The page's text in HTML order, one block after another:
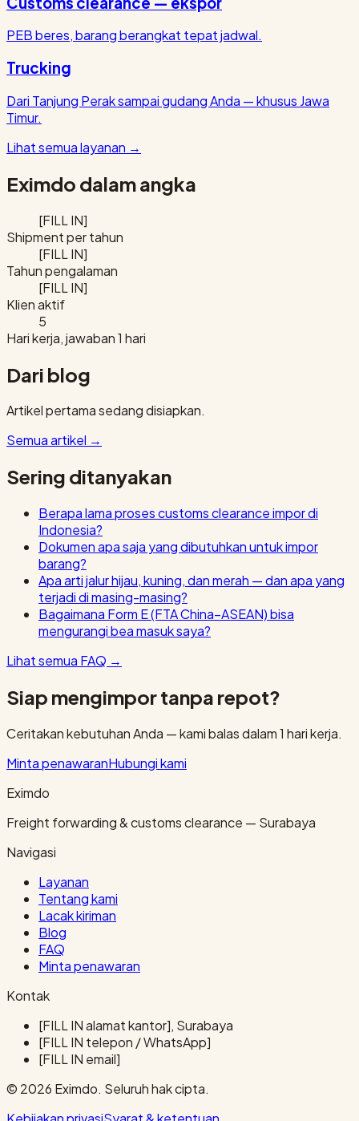
PEB beres, barang berangkat tepat jadwal.
Trucking
Dari Tanjung Perak sampai gudang Anda — khusus Jawa
Timur.
Lihat semua layanan →
Eximdo dalam angka
[FILL IN]
Shipment per tahun
[FILL IN]
Tahun pengalaman
[FILL IN]
Klien aktif
5
Hari kerja, jawaban 1 hari
Dari blog
Artikel pertama sedang disiapkan.
Semua artikel →
Sering ditanyakan
Berapa lama proses customs clearance impor di
Indonesia?
Dokumen apa saja yang dibutuhkan untuk impor
barang?
Apa arti jalur hijau, kuning, dan merah — dan apa yang
terjadi di masing-masing?
Bagaimana Form E (FTA China–ASEAN) bisa
mengurangi bea masuk saya?
Lihat semua FAQ →
Siap mengimpor tanpa repot?
Ceritakan kebutuhan Anda — kami balas dalam 1 hari kerja.
Minta penawaranHubungi kami
Eximdo
Freight forwarding & customs clearance — Surabaya
Navigasi
Layanan
Tentang kami
Lacak kiriman
Blog
FAQ
Minta penawaran
Kontak
[FILL IN alamat kantor], Surabaya
[FILL IN telepon / WhatsApp]
[FILL IN email]
© 2026 Eximdo. Seluruh hak cipta.